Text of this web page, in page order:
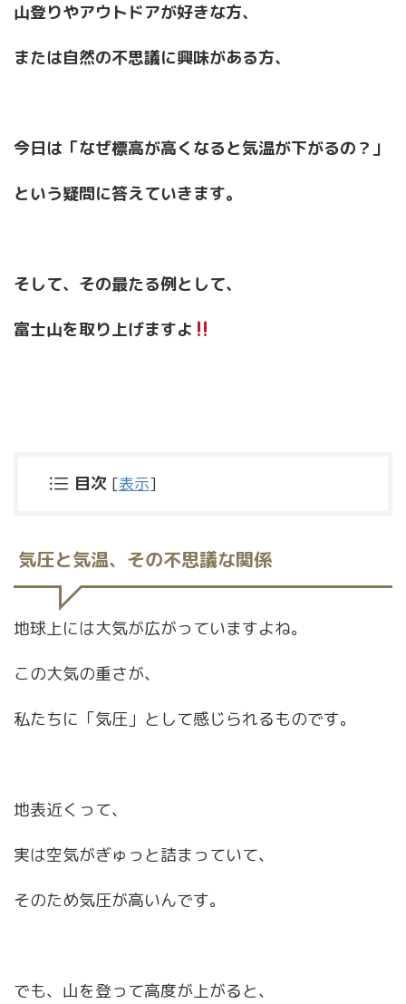
山登りやアウトドアが好きな方、
または自然の不思議に興味がある方、
今日は「なぜ標高が高くなると気温が下がるの？」
という疑問に答えていきます。
そして、その最たる例として、
富士山を取り上げますよ
目次 [表示]
気圧と気温、その不思議な関係
地球上には大気が広がっていますよね。
この大気の重さが、
私たちに「気圧」として感じられるものです。
地表近くって、
実は空気がぎゅっと詰まっていて、
そのため気圧が高いんです。
でも、山を登って高度が上がると、